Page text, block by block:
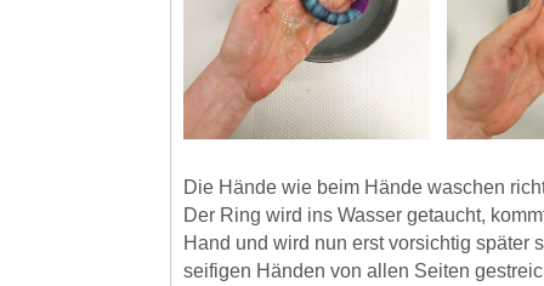
Die Hände wie beim Hände waschen
Der Ring wird ins Wasser getaucht,
Hand und wird nun erst vorsichtig später
seifigen Händen von allen Seiten